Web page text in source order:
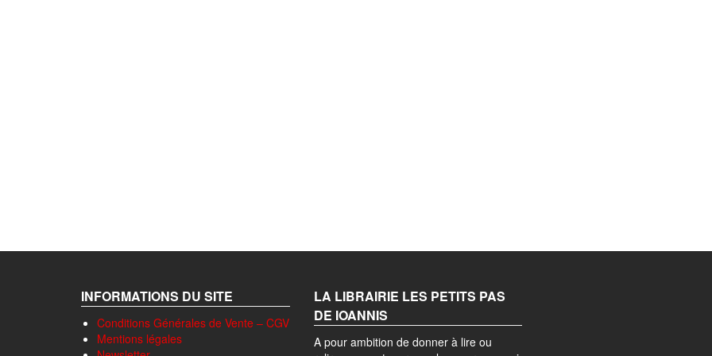
INFORMATIONS DU SITE
Conditions Générales de Vente – CGV
Mentions légales
LA LIBRAIRIE LES PETITS PAS
DE IOANNIS
A pour ambition de donner à lire ou